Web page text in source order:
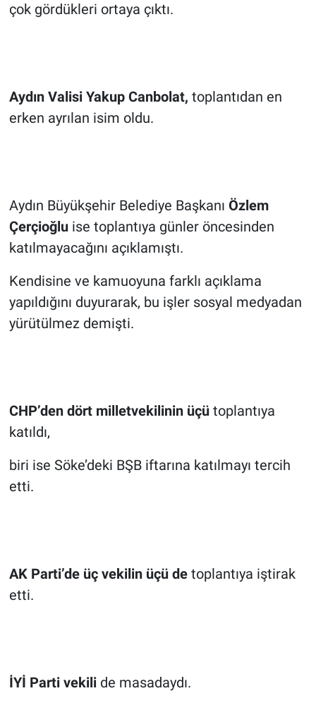
çok gördükleri ortaya çıktı.
Aydın Valisi Yakup Canbolat, toplantıdan en
erken ayrılan isim oldu.
Aydın Büyükşehir Belediye Başkanı Özlem
Çerçioğlu ise toplantıya günler öncesinden
katılmayacağını açıklamıştı.
Kendisine ve kamuoyuna farklı açıklama
yapıldığını duyurarak, bu işler sosyal medyadan
yürütülmez demişti.
CHP’den dört milletvekilinin üçü toplantıya
katıldı,
biri ise Söke’deki BŞB iftarına katılmayı tercih
etti.
AK Parti’de üç vekilin üçü detoplantıya iştirak
etti.
İYİ Parti vekili de masadaydı.